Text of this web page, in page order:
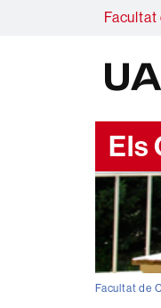
Els
Facultat de